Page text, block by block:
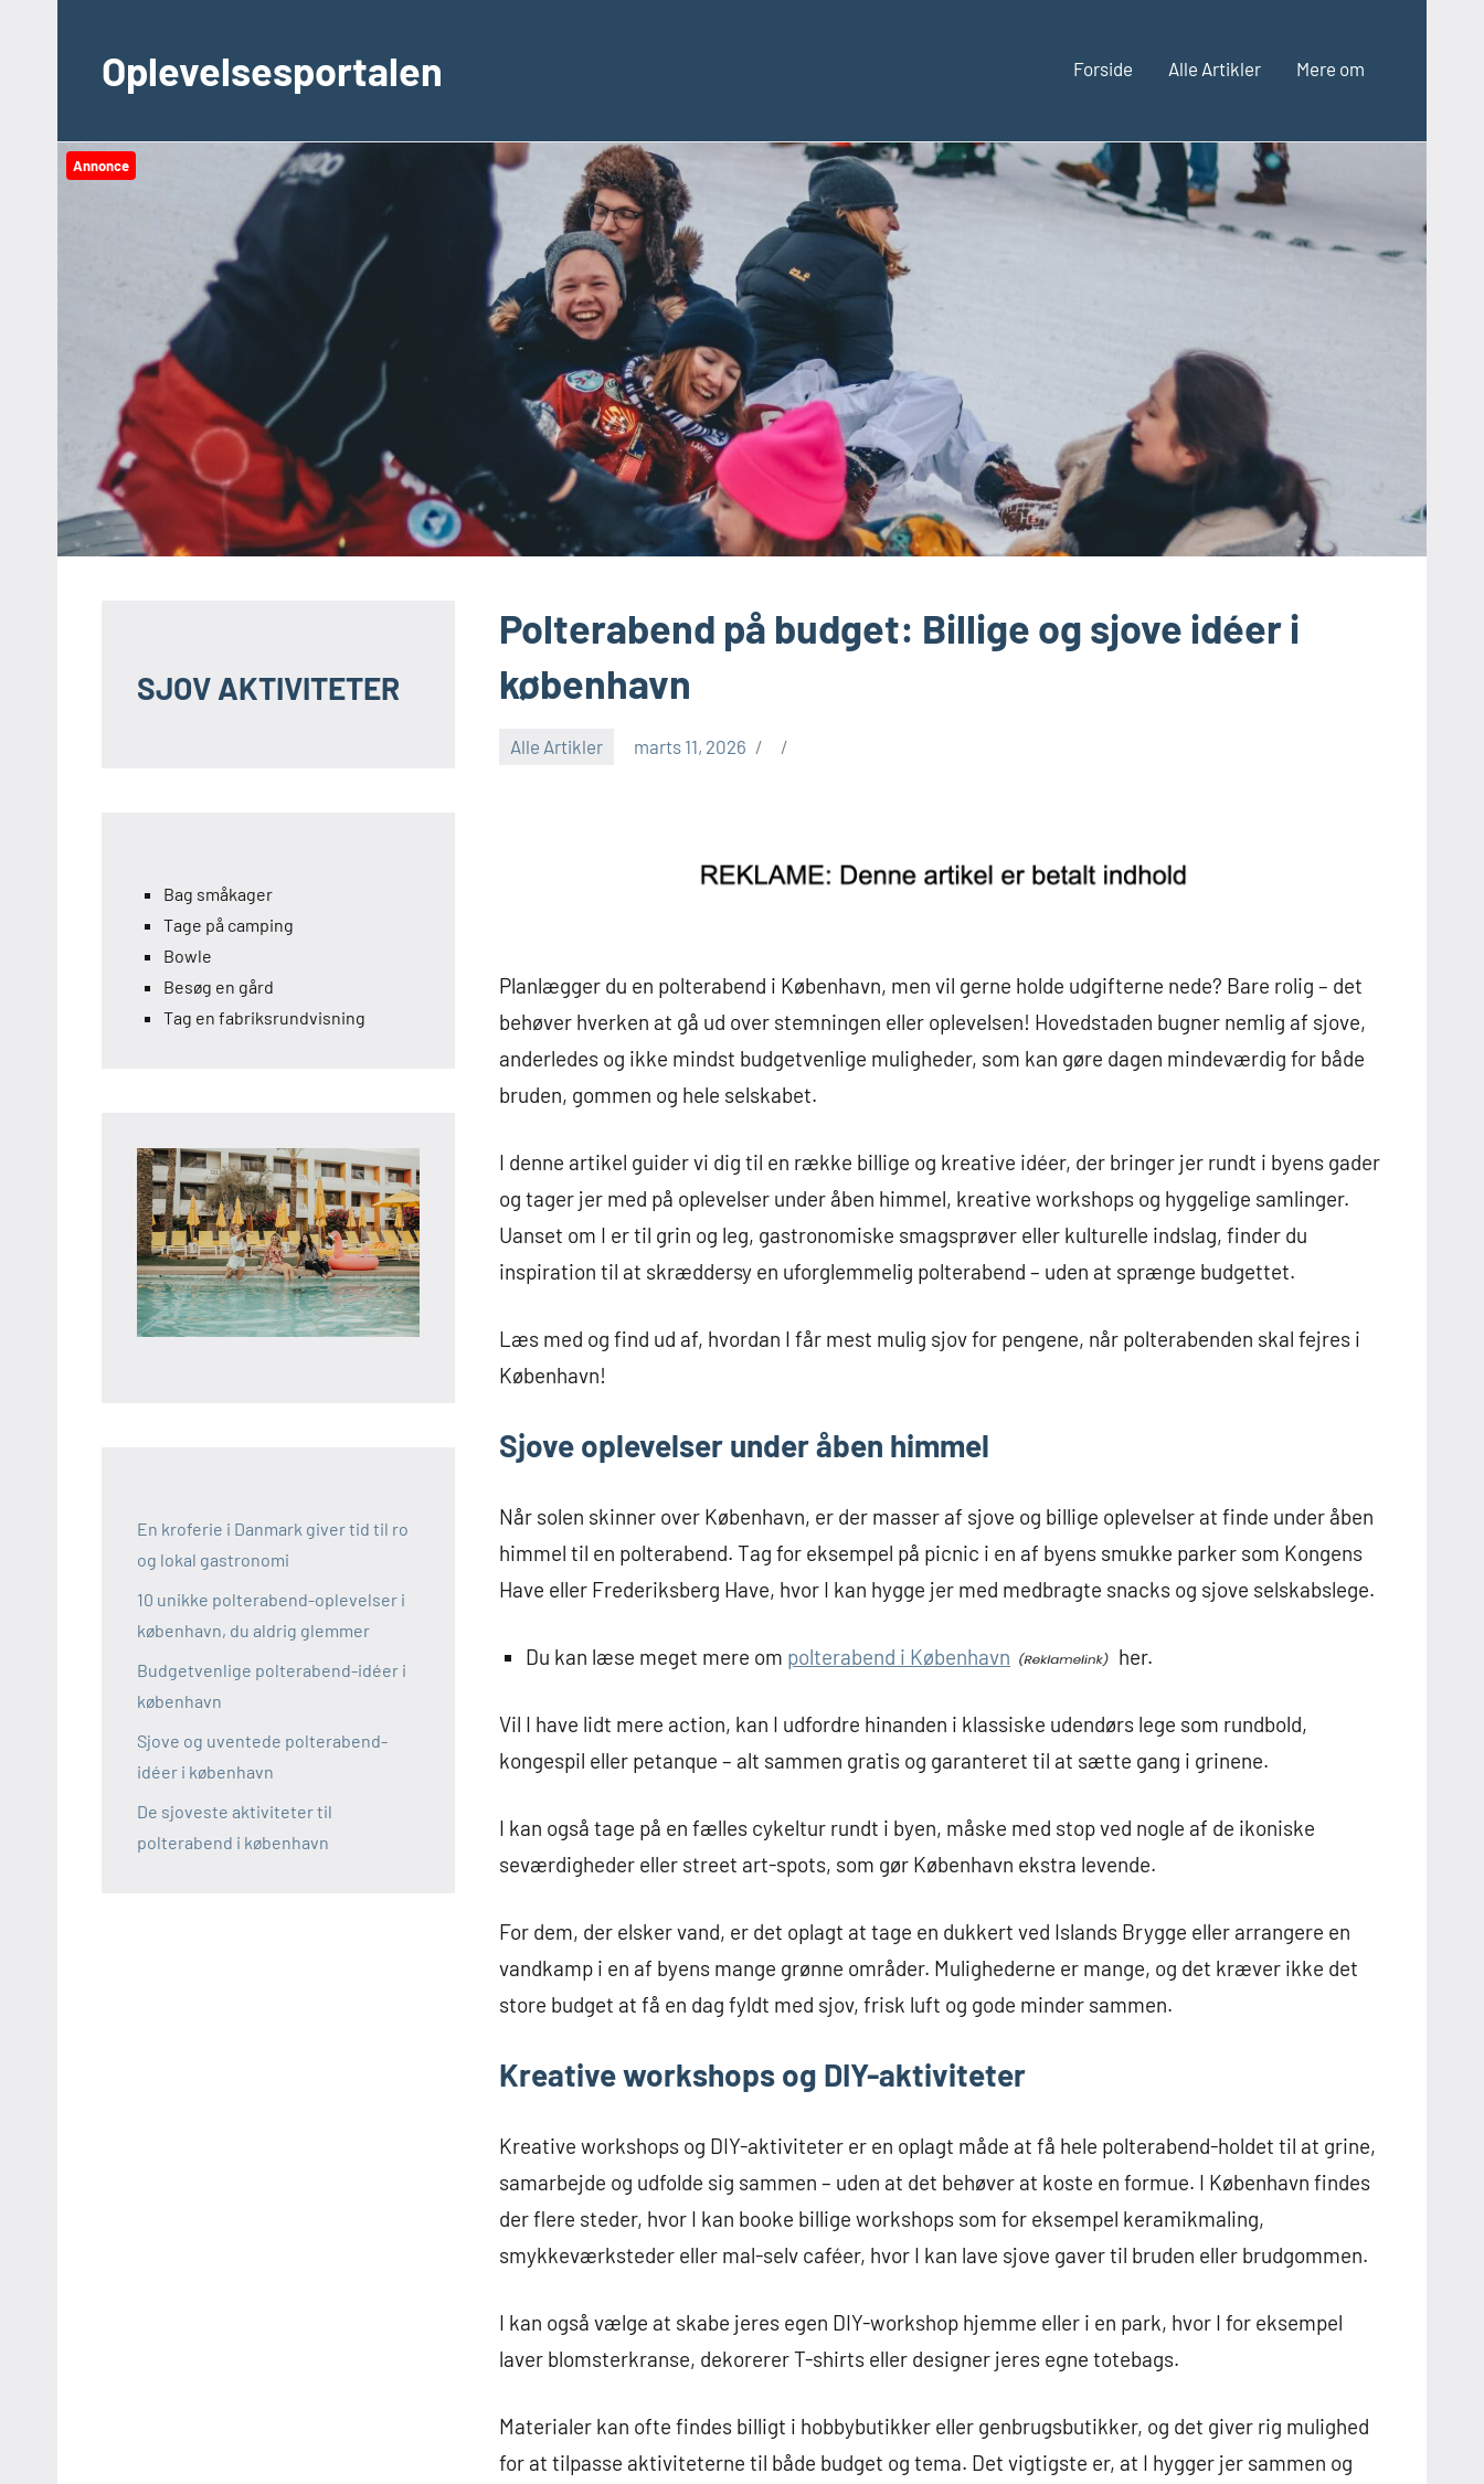
indholdOplevelsesportalen Forside Alle Artikler Mere om
Annonce
Polterabend på budget: Billige og sjove idéer i
københavn
Alle Artikler marts 11, 2026
Planlægger du en polterabend i København, men vil gerne holde udgifterne nede? Bare rolig – det
behøver hverken at gå ud over stemningen eller oplevelsen! Hovedstaden bugner nemlig af sjove,
anderledes og ikke mindst budgetvenlige muligheder, som kan gøre dagen mindeværdig for både
bruden, gommen og hele selskabet.
I denne artikel guider vi dig til en række billige og kreative idéer, der bringer jer rundt i byens gader
og tager jer med på oplevelser under åben himmel, kreative workshops og hyggelige samlinger.
Uanset om I er til grin og leg, gastronomiske smagsprøver eller kulturelle indslag, finder du
inspiration til at skræddersy en uforglemmelig polterabend – uden at sprænge budgettet.
Læs med og find ud af, hvordan I får mest mulig sjov for pengene, når polterabenden skal fejres i
København!
Sjove oplevelser under åben himmel
Når solen skinner over København, er der masser af sjove og billige oplevelser at finde under åben
himmel til en polterabend. Tag for eksempel på picnic i en af byens smukke parker som Kongens
Have eller Frederiksberg Have, hvor I kan hygge jer med medbragte snacks og sjove selskabslege.
Du kan læse meget mere om polterabend i København her.
Vil I have lidt mere action, kan I udfordre hinanden i klassiske udendørs lege som rundbold,
kongespil eller petanque – alt sammen gratis og garanteret til at sætte gang i grinene.
I kan også tage på en fælles cykeltur rundt i byen, måske med stop ved nogle af de ikoniske
seværdigheder eller street art-spots, som gør København ekstra levende.
For dem, der elsker vand, er det oplagt at tage en dukkert ved Islands Brygge eller arrangere en
vandkamp i en af byens mange grønne områder. Mulighederne er mange, og det kræver ikke det
store budget at få en dag fyldt med sjov, frisk luft og gode minder sammen.
Kreative workshops og DIY-aktiviteter
Kreative workshops og DIY-aktiviteter er en oplagt måde at få hele polterabend-holdet til at grine,
samarbejde og udfolde sig sammen – uden at det behøver at koste en formue. I København findes
der flere steder, hvor I kan booke billige workshops som for eksempel keramikmaling,
smykkeværksteder eller mal-selv caféer, hvor I kan lave sjove gaver til bruden eller brudgommen.
I kan også vælge at skabe jeres egen DIY-workshop hjemme eller i en park, hvor I for eksempel
laver blomsterkranse, dekorerer T-shirts eller designer jeres egne totebags.
Materialer kan ofte findes billigt i hobbybutikker eller genbrugsbutikker, og det giver rig mulighed
for at tilpasse aktiviteterne til både budget og tema. Det vigtigste er, at I hygger jer sammen og
SJOV AKTIVITETER
Bag småkager
Tage på camping
Bowle
Besøg en gård
Tag en fabriksrundvisning
En kroferie i Danmark giver tid til ro
og lokal gastronomi
10 unikke polterabend-oplevelser i
københavn, du aldrig glemmer
Budgetvenlige polterabend-idéer i
københavn
Sjove og uventede polterabend-
idéer i københavn
De sjoveste aktiviteter til
polterabend i københavn